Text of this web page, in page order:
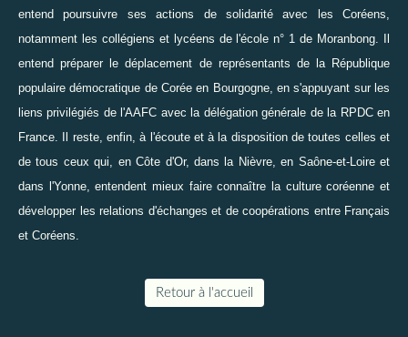
entend poursuivre ses actions de solidarité avec les Coréens,
notamment les collégiens et lycéens de l'école n° 1 de Moranbong. Il
entend préparer le déplacement de représentants de la République
populaire démocratique de Corée en Bourgogne, en s'appuyant sur les
liens privilégiés de l'AAFC avec la délégation générale de la RPDC en
France. Il reste, enfin, à l'écoute et à la disposition de toutes celles et
de tous ceux qui, en Côte d'Or, dans la Nièvre, en Saône-et-Loire et
dans l'Yonne, entendent mieux faire connaître la culture coréenne et
développer les relations d'échanges et de coopérations entre Français
et Coréens.
Retour à l'accueil